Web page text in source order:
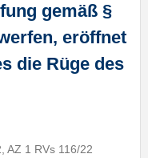
gemäß §
eröffnet
die Rüge des
AZ 1 RVs 116/22